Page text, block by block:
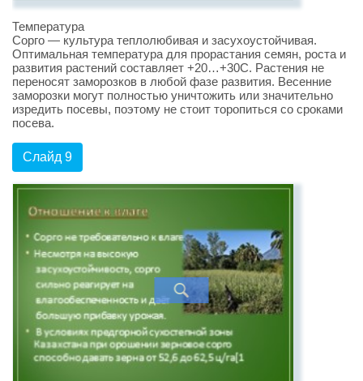
Температура
Сорго — культура теплолюбивая и засухоустойчивая.
Оптимальная температура для прорастания семян, роста и
развития растений составляет +20…+30С. Растения не
переносят заморозков в любой фазе развития. Весенние
заморозки могут полностью уничтожить или значительно
изредить посевы, поэтому не стоит торопиться со сроками
посева.
Слайд 9